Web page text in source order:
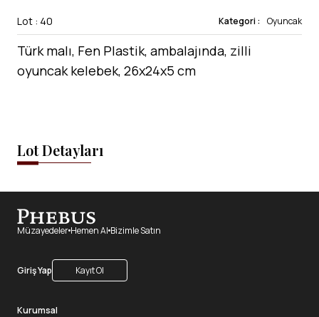
Lot : 40 Kategori : Oyuncak
Türk malı, Fen Plastik, ambalajında, zilli
oyuncak kelebek, 26x24x5 cm
Lot Detayları
Müzayedeler Hemen Al Bizimle Satın
Giriş Yap Kayıt Ol
Kurumsal